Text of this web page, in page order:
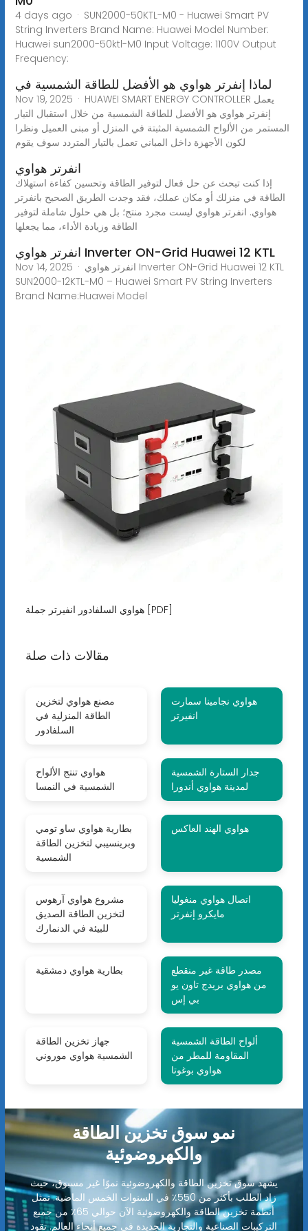
4 days ago · SUN2000-50KTL-M0 - Huawei Smart PV
String Inverters Brand Name: Huawei Model Number:
Huawei sun2000-50ktl-M0 Input Voltage: 1100V Output
Frequency:
لماذا إنفرتر هواوي هو الأفضل للطاقة الشمسية في
Nov 19, 2025 · HUAWEI SMART ENERGY CONTROLLER يعمل
إنفرتر هواوي هو الأفضل للطاقة الشمسية من خلال استقبال التيار
المستمر من الألواح الشمسية المثبتة في المنزل أو مبنى العميل ونظرا
لكون الأجهزة داخل المباني تعمل بالتيار المتردد سوف يقوم
انفرتر هواوي
إذا كنت تبحث عن حل فعال لتوفير الطاقة وتحسين كفاءة استهلاك
الطاقة في منزلك أو مكان عملك، فقد وجدت الطريق الصحيح بانفرتر
هواوي. انفرتر هواوي ليست مجرد منتج؛ بل هي حلول شاملة لتوفير
الطاقة وزيادة الأداء، مما يجعلها
انفرتر هواوي Inverter ON-Grid Huawei 12 KTL
Nov 14, 2025 · انفرتر هواوي Inverter ON-Grid Huawei 12 KTL
SUN2000-12KTL-M0 – Huawei Smart PV String Inverters
Brand Name:Huawei Model
هواوي السلفادور انفيرتر جملة [PDF]
مقالات ذات صلة
مصنع هواوي لتخزين
الطاقة المنزلية في
السلفادور
هواوي نجامينا سمارت
انفيرتر
هواوي تنتج الألواح
الشمسية في النمسا
جدار الستارة الشمسية
لمدينة هواوي أندورا
بطارية هواوي ساو تومي
وبرينسيبي لتخزين الطاقة
الشمسية
هواوي الهند العاكس
مشروع هواوي آرهوس
لتخزين الطاقة الصديق
للبيئة في الدنمارك
اتصال هواوي منغوليا
مايكرو إنفرتر
بطارية هواوي دمشقية
مصدر طاقة غير منقطع
من هواوي بريدج تاون يو
بي إس
جهاز تخزين الطاقة
الشمسية هواوي موروني
ألواح الطاقة الشمسية
المقاومة للمطر من
هواوي بوغوتا
نمو سوق تخزين الطاقة
والكهروضوئية
يشهد سوق تخزين الطاقة والكهروضوئية نموًا غير مسبوق، حيث
زاد الطلب بأكثر من 550٪ في السنوات الخمس الماضية. تمثل
أنظمة تخزين الطاقة والكهروضوئية الآن حوالي 65٪ من جميع
التركيبات الصناعية والتجارية الجديدة في جميع أنحاء العالم. تقود